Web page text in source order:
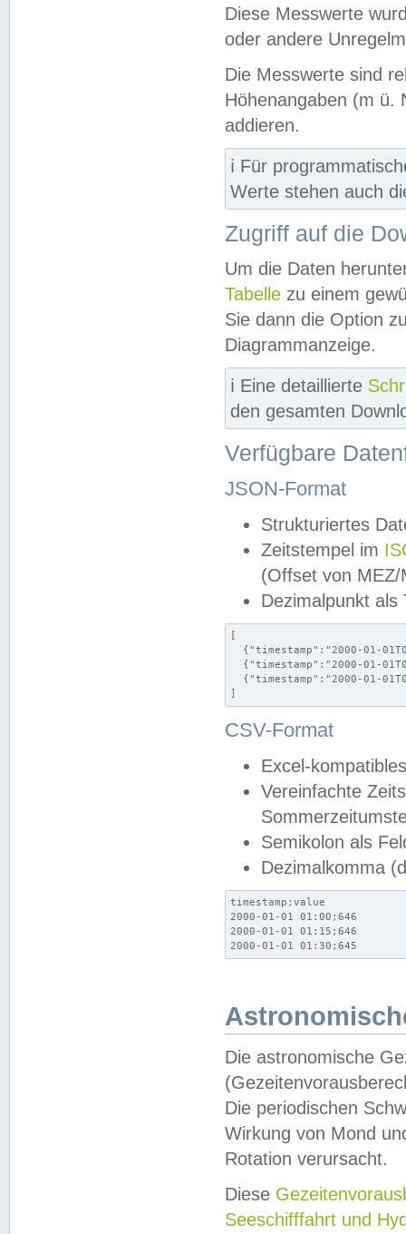
Diese Messwerte
oder andere
Die Messwerte sind
Höhenangaben (m ü.
addieren.
ℹ️ Für
Werte stehen auch
Zugriff auf die
Um die Daten
Tabelle zu einem
Sie dann die Option
Diagrammanzeige.
ℹ️ Eine detaillierte
den gesamten
Verfügbare
JSON-Format
Strukturiertes
Zeitstempel im
(Offset von MEZ/
Dezimalpunkt als
[
{"timestamp":"2000-01-
{"timestamp":"2000-01-
{"timestamp":"2000-01-
]
CSV-Format
Excel-
Vereinfachte
Semikolon als
Dezimalkomma
timestamp;value
2000-01-01 01:00;646
2000-01-01 01:15;646
2000-01-01 01:30;645
Die astronomische
Die periodischen
Wirkung von Mond
Rotation verursacht.
Diese
Seeschifffahrt und